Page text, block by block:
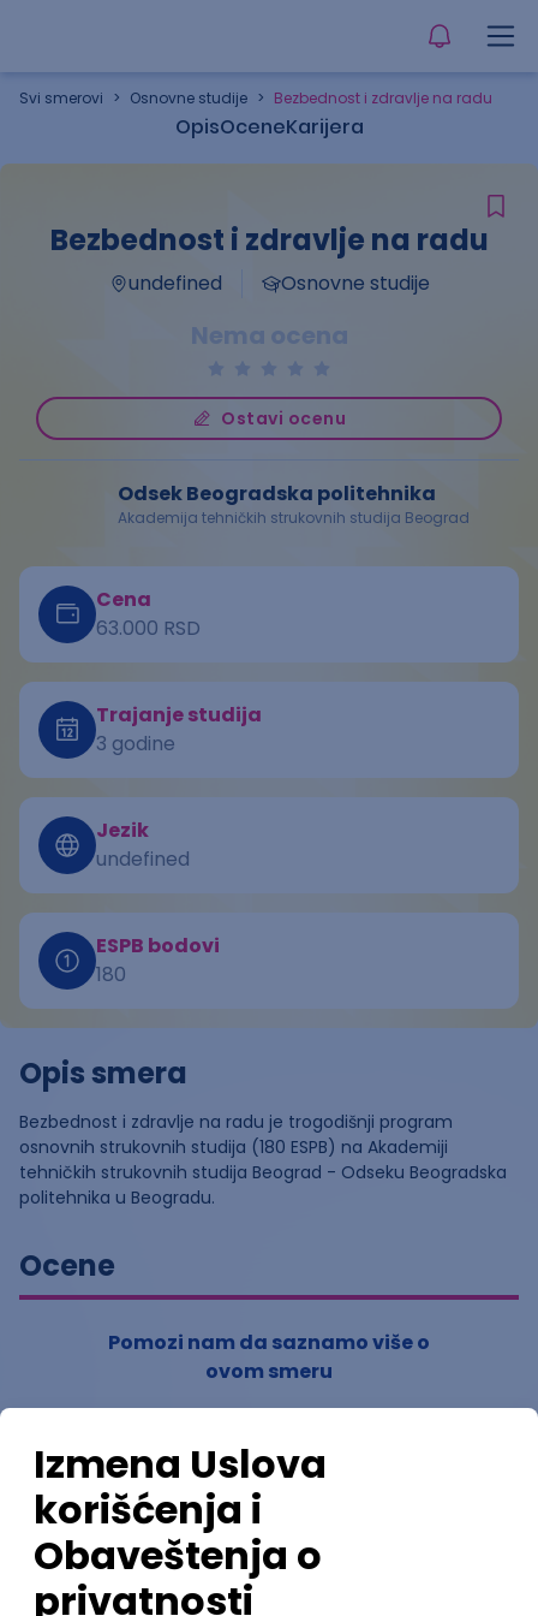
Svi smerovi > Osnovne studije > Bezbednost i zdravlje na radu
OpisOceneKarijera
Bezbednost i zdravlje na radu
undefined Osnovne studije
Nema ocena
Ostavi ocenu
Odsek Beogradska politehnika
Akademija tehničkih strukovnih studija Beograd
Cena
63.000 RSD
Trajanje studija
3 godine
Jezik
undefined
ESPB bodovi
180
Opis smera
Bezbednost i zdravlje na radu je trogodišnji program
osnovnih strukovnih studija (180 ESPB) na Akademiji
tehničkih strukovnih studija Beograd - Odseku Beogradska
politehnika u Beogradu.
Ocene
Pomozi nam da saznamo više o
ovom smeru
( ocena)
Ostavi ocenu
Nastavni kadar